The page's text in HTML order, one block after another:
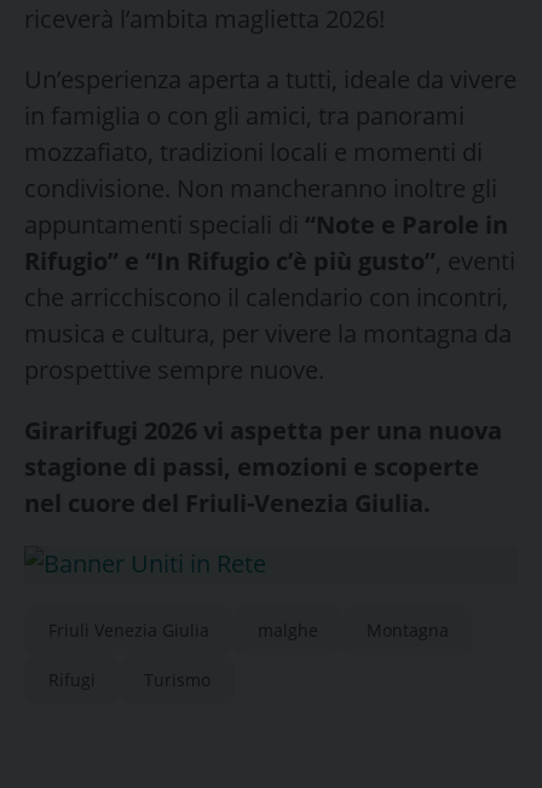
riceverà l’ambita maglietta 2026!
Un’esperienza aperta a tutti, ideale da vivere
in famiglia o con gli amici, tra panorami
mozzafiato, tradizioni locali e momenti di
condivisione. Non mancheranno inoltre gli
appuntamenti speciali di “Note e Parole in
Rifugio” e “In Rifugio c’è più gusto”, eventi
che arricchiscono il calendario con incontri,
musica e cultura, per vivere la montagna da
prospettive sempre nuove.
Girarifugi 2026 vi aspetta per una nuova
stagione di passi, emozioni e scoperte
nel cuore del Friuli-Venezia Giulia.
Friuli Venezia Giulia malghe Montagna
Rifugi Turismo